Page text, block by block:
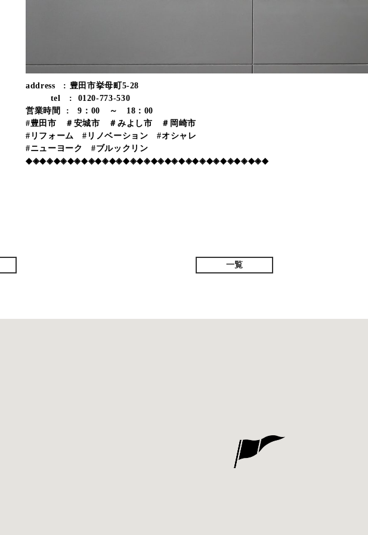
address : 豊田市挙母町5-28
tel : 0120-773-530
営業時間 : 9：00 ～ 18：00
#豊田市 ＃安城市 ＃みよし市 ＃岡崎市
#リフォーム #リノベーション #オシャレ
#ニューヨーク #ブルックリン
◆◈◆◈◆◈◆◈◆◈◆◈◆◈◆◈◆◈◆◈◆◈◆◈◆◈◆◈◆◈◆◈◆◈◆
一覧